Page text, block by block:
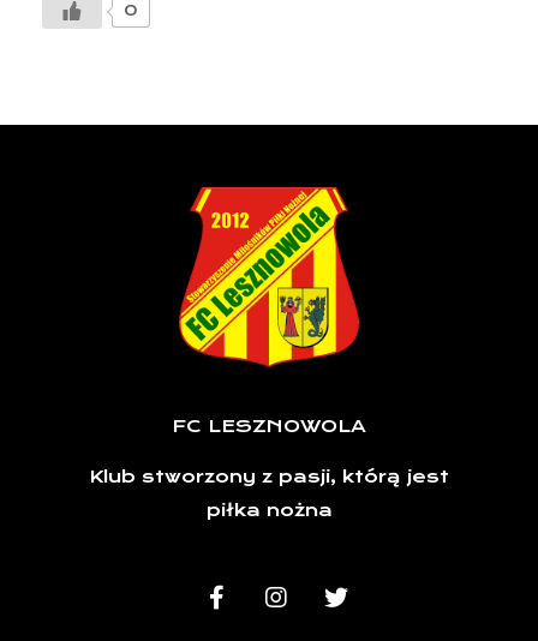
0
FC LESZNOWOLA
Klub stworzony z pasji, którą jest
piłka nożna